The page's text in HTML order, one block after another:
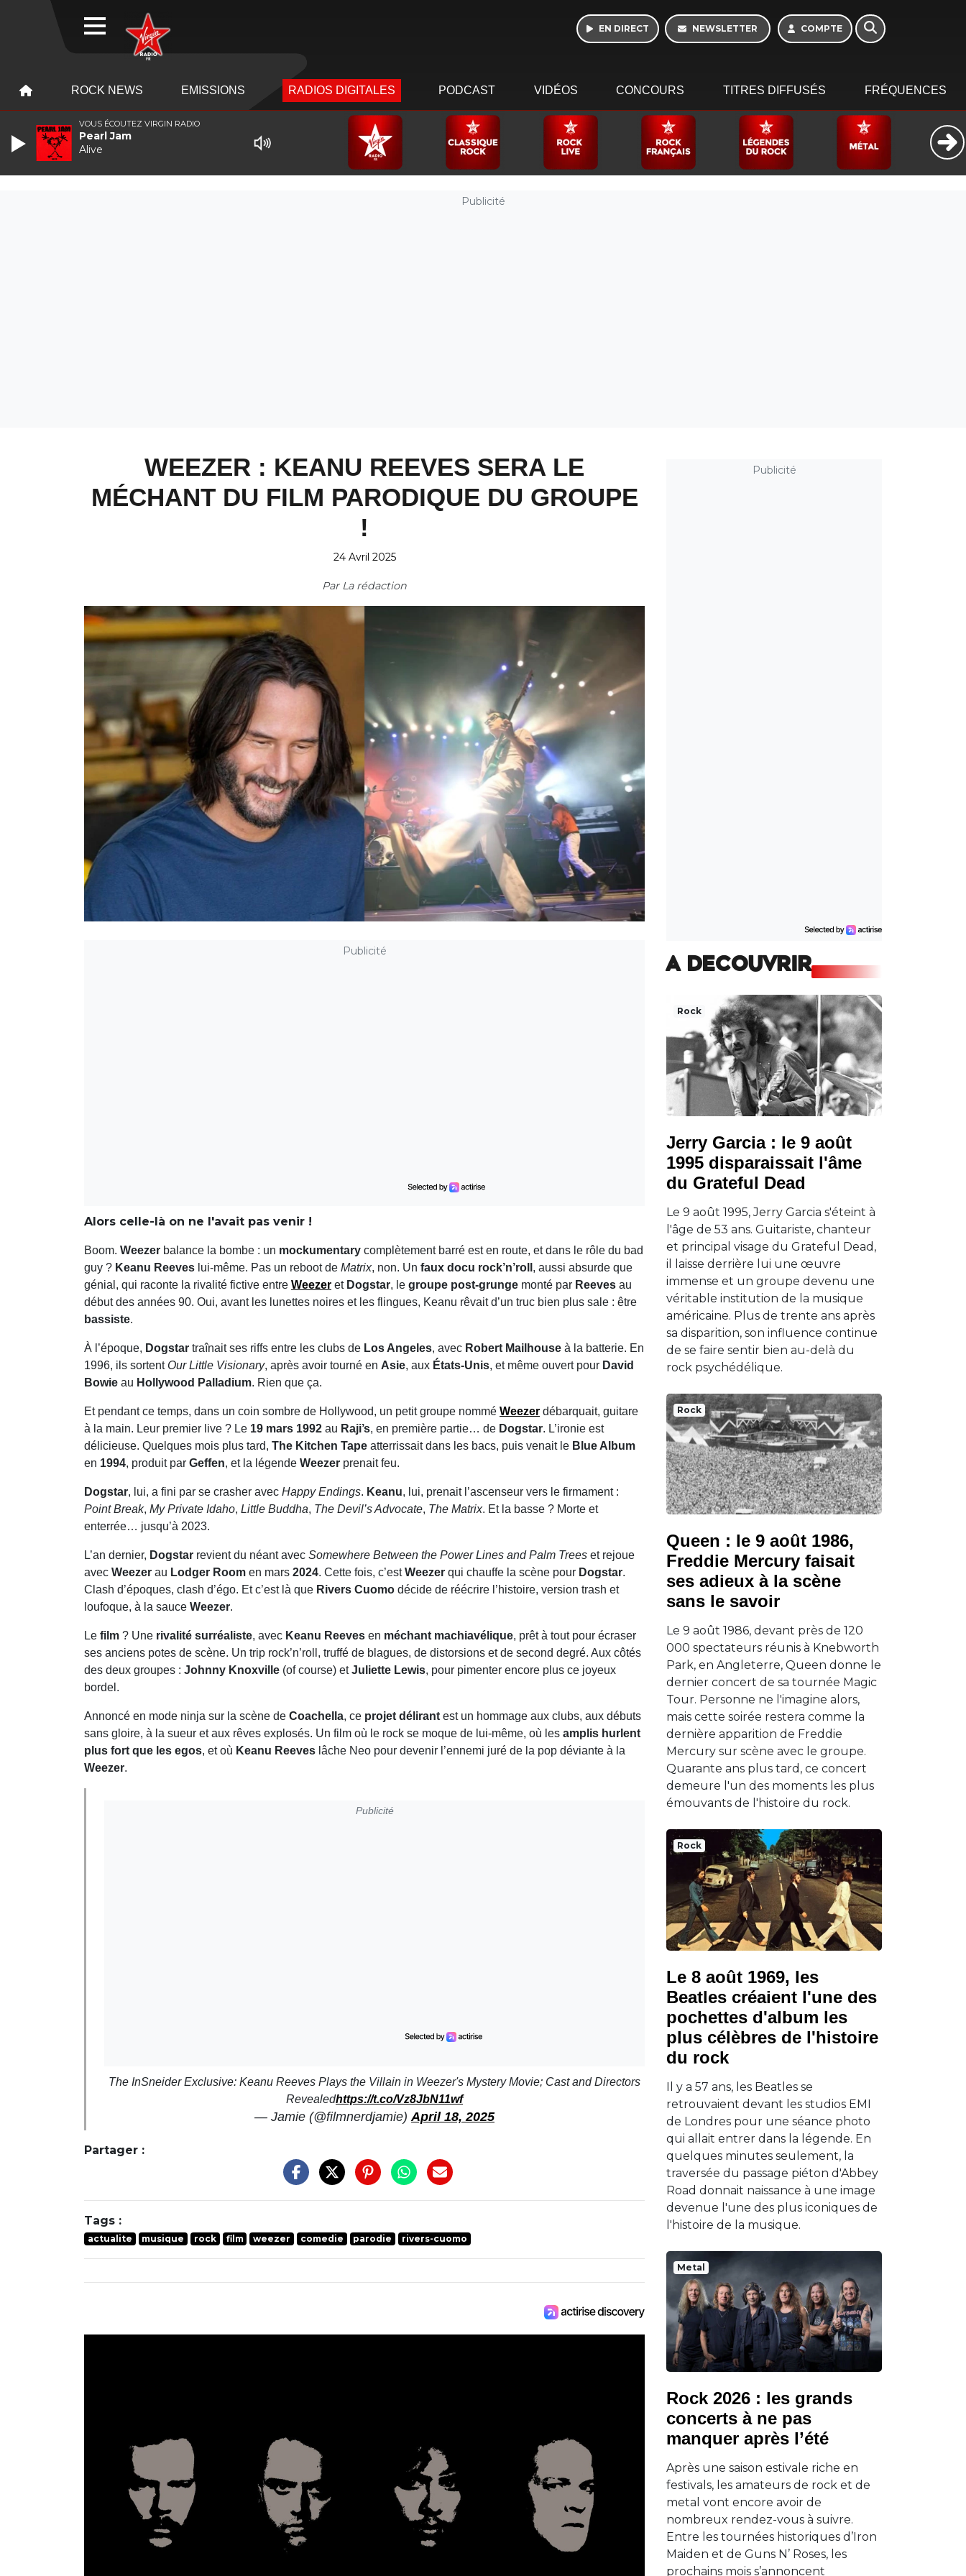
EN DIRECT NEWSLETTER COMPTE
ROCK NEWS EMISSIONS RADIOS DIGITALES PODCAST VIDÉOS CONCOURS TITRES DIFFUSÉS FRÉQUENCES
Publicité
WEEZER : KEANU REEVES SERA LE
MÉCHANT DU FILM PARODIQUE DU GROUPE
!
24 Avril 2025
Par La rédaction
Publicité
Alors celle-là on ne l'avait pas venir !
Boom. Weezer balance la bombe : un mockumentary complètement barré est en route, et dans le rôle du bad
guy ? Keanu Reeves lui-même. Pas un reboot de Matrix, non. Un faux docu rock’n’roll , aussi absurde que
génial, qui raconte la rivalité fictive entre Weezer et Dogstar, le groupe post-grunge monté par Reeves au
début des années 90. Oui, avant les lunettes noires et les flingues, Keanu rêvait d’un truc bien plus sale : être
bassiste.
À l’époque, Dogstar traînait ses riffs entre les clubs de Los Angeles, avec Robert Mailhouse à la batterie. En
1996, ils sortent Our Little Visionary, après avoir tourné en Asie, aux États-Unis, et même ouvert pour David
Bowie au Hollywood Palladium. Rien que ça.
Et pendant ce temps, dans un coin sombre de Hollywood, un petit groupe nommé Weezer débarquait, guitare
à la main. Leur premier live ? Le 19 mars 1992 au Raji’s, en première partie… de Dogstar. L’ironie est
délicieuse. Quelques mois plus tard, The Kitchen Tape atterrissait dans les bacs, puis venait le Blue Album
en 1994, produit par Geffen, et la légende Weezer prenait feu.
Dogstar, lui, a fini par se crasher avec Happy Endings. Keanu, lui, prenait l’ascenseur vers le firmament :
Point Break, My Private Idaho, Little Buddha, The Devil’s Advocate, The Matrix. Et la basse ? Morte et
enterrée… jusqu’à 2023.
L’an dernier, Dogstar revient du néant avec Somewhere Between the Power Lines and Palm Trees et rejoue
avec Weezer au Lodger Room en mars 2024. Cette fois, c’estWeezer qui chauffe la scène pour Dogstar.
Clash d’époques, clash d’égo. Et c’est là que Rivers Cuomo décide de réécrire l’histoire, version trash et
loufoque, à la sauce Weezer.
Le film ? Une rivalité surréaliste, avec Keanu Reeves en méchant machiavélique, prêt à tout pour écraser
ses anciens potes de scène. Un trip rock’n’roll, truffé de blagues, de distorsions et de second degré. Aux côtés
des deux groupes : Johnny Knoxville (of course) etJuliette Lewis, pour pimenter encore plus ce joyeux
bordel.
Annoncé en mode ninja sur la scène de Coachella, ce projet délirant est un hommage aux clubs, aux débuts
sans gloire, à la sueur et aux rêves explosés. Un film où le rock se moque de lui-même, où les amplis hurlent
plus fort que les egos, et où Keanu Reeves lâche Neo pour devenir l’ennemi juré de la pop déviante à la
Weezer.
Publicité
The InSneider Exclusive: Keanu Reeves Plays the Villain in Weezer's Mystery Movie; Cast and Directors
Revealedhttps://t.co/Vz8JbN11wf
— Jamie (@filmnerdjamie) April 18, 2025
Partager :
Tags :
actualite musique rock film weezer comedie parodie rivers-cuomo
Publicité
A DECOUVRIR
Rock
Jerry Garcia : le 9 août
1995 disparaissait l'âme
du Grateful Dead
Le 9 août 1995, Jerry Garcia s'éteint à
l'âge de 53 ans. Guitariste, chanteur
et principal visage du Grateful Dead,
il laisse derrière lui une œuvre
immense et un groupe devenu une
véritable institution de la musique
américaine. Plus de trente ans après
sa disparition, son influence continue
de se faire sentir bien au-delà du
rock psychédélique.
Rock
Queen : le 9 août 1986,
Freddie Mercury faisait
ses adieux à la scène
sans le savoir
Le 9 août 1986, devant près de 120
000 spectateurs réunis à Knebworth
Park, en Angleterre, Queen donne le
dernier concert de sa tournée Magic
Tour. Personne ne l'imagine alors,
mais cette soirée restera comme la
dernière apparition de Freddie
Mercury sur scène avec le groupe.
Quarante ans plus tard, ce concert
demeure l'un des moments les plus
émouvants de l'histoire du rock.
Rock
Le 8 août 1969, les
Beatles créaient l'une des
pochettes d'album les
plus célèbres de l'histoire
du rock
Il y a 57 ans, les Beatles se
retrouvaient devant les studios EMI
de Londres pour une séance photo
qui allait entrer dans la légende. En
quelques minutes seulement, la
traversée du passage piéton d'Abbey
Road donnait naissance à une image
devenue l'une des plus iconiques de
l'histoire de la musique.
Metal
Rock 2026 : les grands
concerts à ne pas
manquer après l’été
Après une saison estivale riche en
festivals, les amateurs de rock et de
metal vont encore avoir de
nombreux rendez-vous à suivre.
Entre les tournées historiques d’Iron
Maiden et de Guns N’ Roses, les
prochains mois s’annoncent
VOUS ÉCOUTEZ VIRGIN RADIO
Pearl Jam
Alive
WEBRADIO